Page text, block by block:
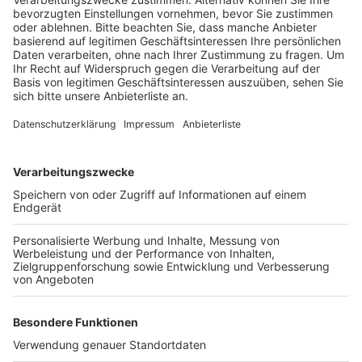
Passanten anschrie.
Veröffentlicht:Dienstag, 18.06.2024 12:51
Anzeige
seiner Atemluft stellten sie einen vorläufigen
Alkoholwert von 2,5 Promille fest. Als ein Arzt vor Ort
war und eine Blutprobe von dem Mann nehmen wollte,
fing er an zu randalieren, beschimpfte die Polizisten
und drohte ihnen Gewalt an. Diese nahmen ihn
daraufhin mit.